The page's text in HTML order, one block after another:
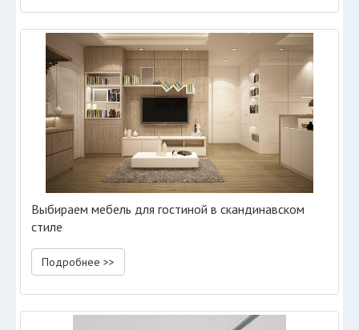
Выбираем мебель для гостиной в скандинавском
стиле
Подробнее >>